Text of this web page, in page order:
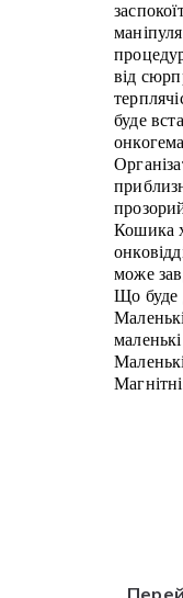
від
буде
Кошика
може
Що буде